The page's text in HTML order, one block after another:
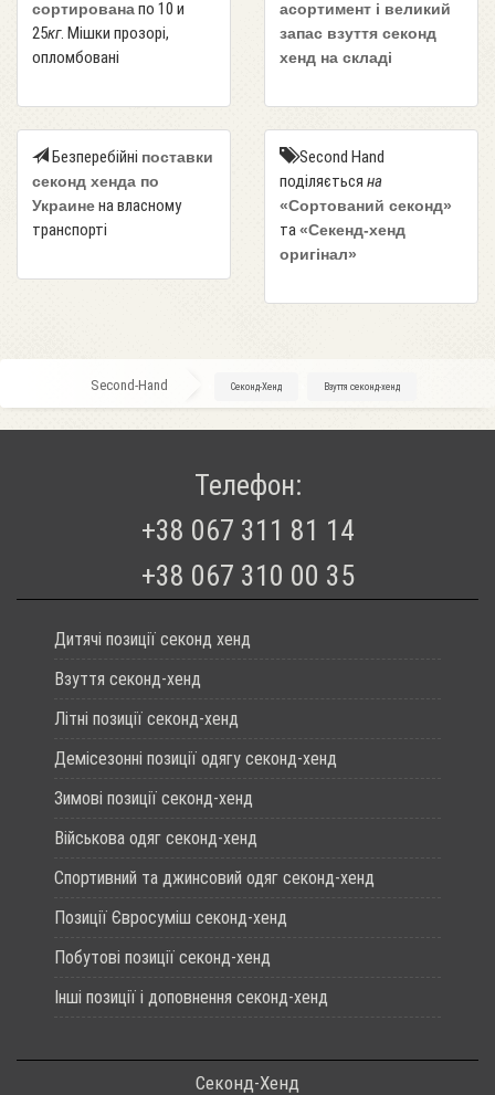
сортированапо 10 и
25кг. Мішки прозорі,
опломбовані
асортимент і великий
запас взуття секонд
хенд на складі
Безперебійні поставки
секонд хенда по
Украинена власному
транспорті
Second Hand
поділяється на
«Сортований секонд»
та «Секенд-хенд
оригінал»
Second-Hand Секонд-Хенд Взуття секонд-хенд
Телефон:
+38 067 311 81 14
+38 067 310 00 35
Дитячі позиції секонд хенд
Взуття секонд-хенд
Літні позиції секонд-хенд
Демісезонні позиції одягу секонд-хенд
Зимові позиції секонд-хенд
Військова одяг секонд-хенд
Спортивний та джинсовий одяг секонд-хенд
Позиції Євросуміш секонд-хенд
Побутові позиції секонд-хенд
Інші позиції і доповнення секонд-хенд
Секонд-Хенд